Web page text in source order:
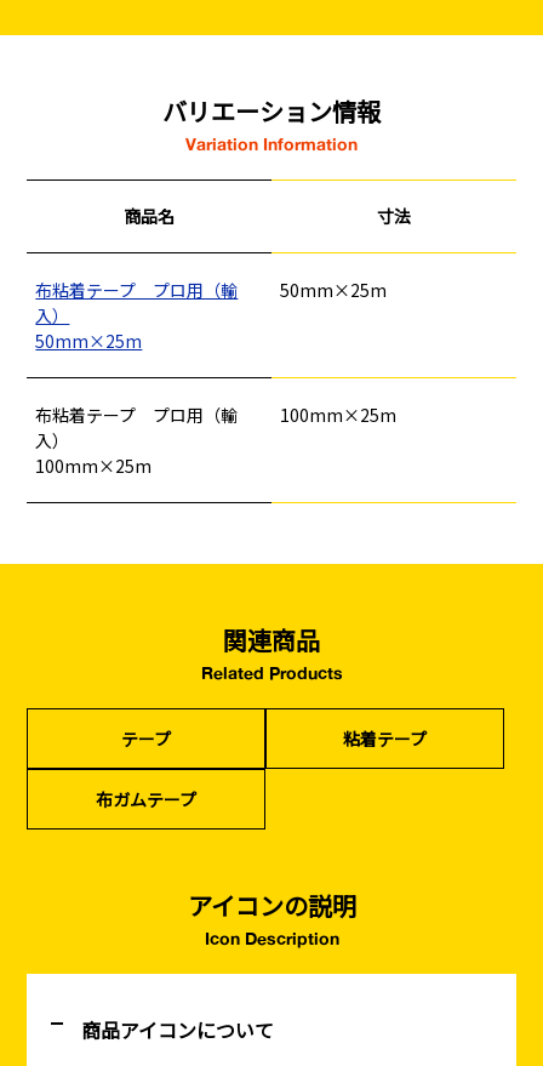
釘 ロープ・チェーン シート・ネット ビス
フレコン・袋物
養生・フィルム
仮設資材
現場用品・保安用品 建築金物・建築資材
型枠部材
シーリング剤・接着剤・スプレー等
カタログダウンロード
家、マンションを
イベント設置・
災害、台風対策
季節商材
解体・改修工事
バリエーション情報
Variation Information
商品名 寸法
布粘着テープ プロ用（輸
入）
50mm×25m
50mm×25m
布粘着テープ プロ用（輸
入）
100mm×25m
100mm×25m
関連商品
Related Products
テープ 粘着テープ
布ガムテープ
アイコンの説明
Icon Description
商品アイコンについて